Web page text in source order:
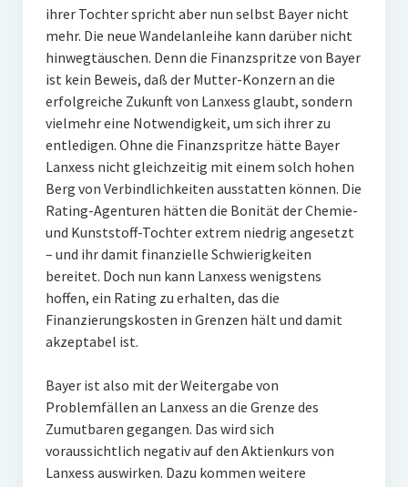
ihrer Tochter spricht aber nun selbst Bayer nicht
mehr. Die neue Wandelanleihe kann darüber nicht
hinwegtäuschen. Denn die Finanzspritze von Bayer
ist kein Beweis, daß der Mutter-Konzern an die
erfolgreiche Zukunft von Lanxess glaubt, sondern
vielmehr eine Notwendigkeit, um sich ihrer zu
entledigen. Ohne die Finanzspritze hätte Bayer
Lanxess nicht gleichzeitig mit einem solch hohen
Berg von Verbindlichkeiten ausstatten können. Die
Rating-Agenturen hätten die Bonität der Chemie-
und Kunststoff-Tochter extrem niedrig angesetzt
– und ihr damit finanzielle Schwierigkeiten
bereitet. Doch nun kann Lanxess wenigstens
hoffen, ein Rating zu erhalten, das die
Finanzierungskosten in Grenzen hält und damit
akzeptabel ist.
Bayer ist also mit der Weitergabe von
Problemfällen an Lanxess an die Grenze des
Zumutbaren gegangen. Das wird sich
voraussichtlich negativ auf den Aktienkurs von
Lanxess auswirken. Dazu kommen weitere